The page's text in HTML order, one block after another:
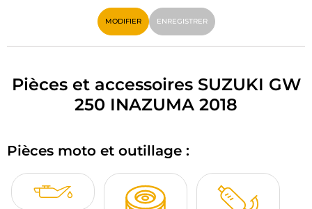
HIGH TECH MOTO
AIRBAG MOTO
PIÈCES MOTO ET OUTILLAGE
ACCESSOIRES MOTO
SPORTSWEAR
MODIFIER ENREGISTRER
Pièces et accessoires SUZUKI GW
250 INAZUMA 2018
Pièces moto et outillage :